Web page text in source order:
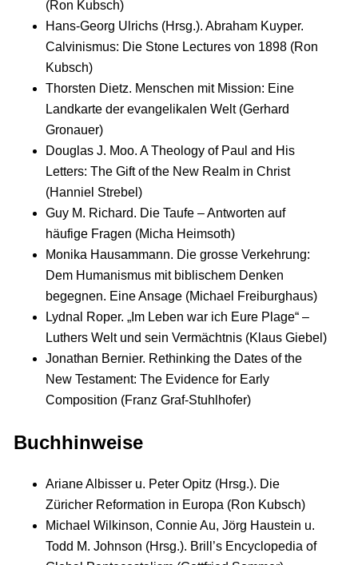
(Ron Kubsch)
Hans-Georg Ulrichs (Hrsg.). Abraham Kuyper.
Calvinismus: Die Stone Lectures von 1898 (Ron
Kubsch)
Thorsten Dietz. Menschen mit Mission: Eine
Landkarte der evangelikalen Welt (Gerhard
Gronauer)
Douglas J. Moo. A Theology of Paul and His
Letters: The Gift of the New Realm in Christ
(Hanniel Strebel)
Guy M. Richard. Die Taufe – Antworten auf
häufige Fragen (Micha Heimsoth)
Monika Hausammann. Die grosse Verkehrung:
Dem Humanismus mit biblischem Denken
begegnen. Eine Ansage (Michael Freiburghaus)
Lydnal Roper. „Im Leben war ich Eure Plage“ –
Luthers Welt und sein Vermächtnis (Klaus Giebel)
Jonathan Bernier. Rethinking the Dates of the
New Testament: The Evidence for Early
Composition (Franz Graf-Stuhlhofer)
Buchhinweise
Ariane Albisser u. Peter Opitz (Hrsg.). Die
Züricher Reformation in Europa (Ron Kubsch)
Michael Wilkinson, Connie Au, Jörg Haustein u.
Todd M. Johnson (Hrsg.). Brill’s Encyclopedia of